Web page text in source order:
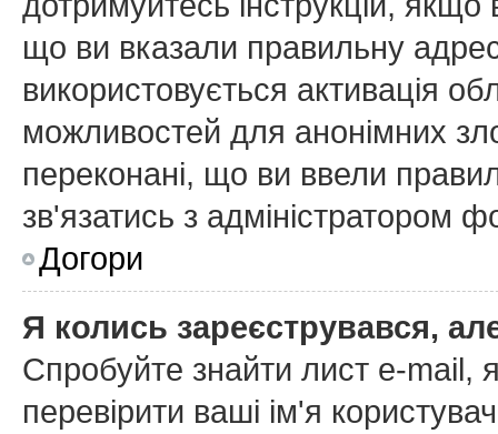
що ви вказали правильну
використовується активація
можливостей для анонімних
переконані, що ви ввели
зв'язатись з адміністратором
Догори
Я колись зареєструвався,
Спробуйте знайти лист e-mail,
перевірити ваші ім'я